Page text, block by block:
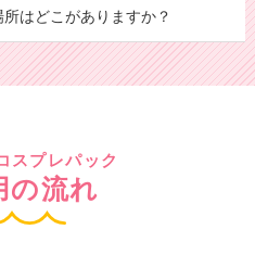
はどこがありますか？
スプレパック
の流れ